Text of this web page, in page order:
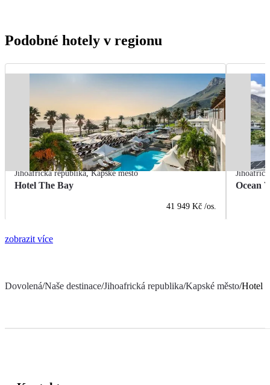
Podobné hotely v regionu
Jihoafrická republika,Kapské město
Hotel The Bay
41 949 Kč /os.
Ocean
zobrazit více
Dovolená/Naše destinace/Jihoafrická republika/Kapské město/Hotel